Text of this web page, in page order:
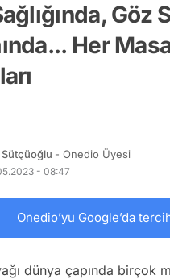
Göz
Her
Sütçüoğlu - Onedio Üyesi
- 08:47
Onedio’yu Google’da
dünya çapında birçok